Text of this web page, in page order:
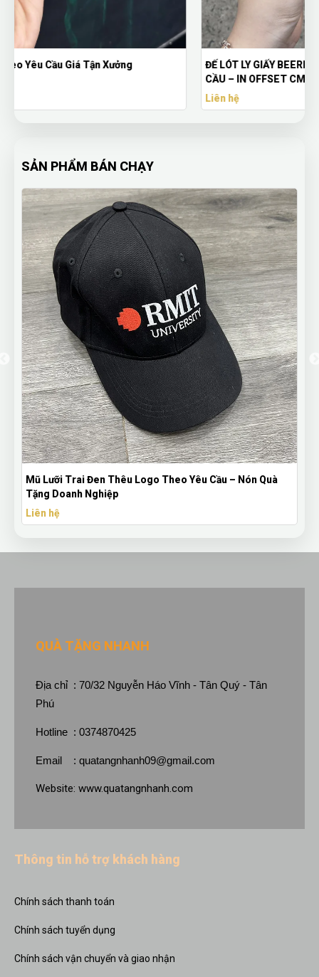
ĐẾ LÓT LY GIẤY BEERMAT PHẦN LAN IN LOGO THEO YÊU
CẦU – IN OFFSET CMYK, ÉP CHÌM LOGO
SẢN PHẨM BÁN CHẠY
Bút Bi Mực Gel Thiên Long Có Nắp Đậy - Bút Bi In Logo
Theo Yêu Cầu
Liên hệ
QUÀ TẶNG NHANH
Địa chỉ : 70/32 Nguyễn Háo Vĩnh - Tân Quý - Tân
Phú
Hotline : 0374870425
Email : quatangnhanh09@gmail.com
Website: www.quatangnhanh.com
Thông tin hỗ trợ khách hàng
Chính sách thanh toán
Chính sách tuyển dụng
Chính sách vận chuyển và giao nhận